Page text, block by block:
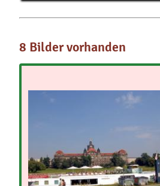
8 Bilder vorhanden